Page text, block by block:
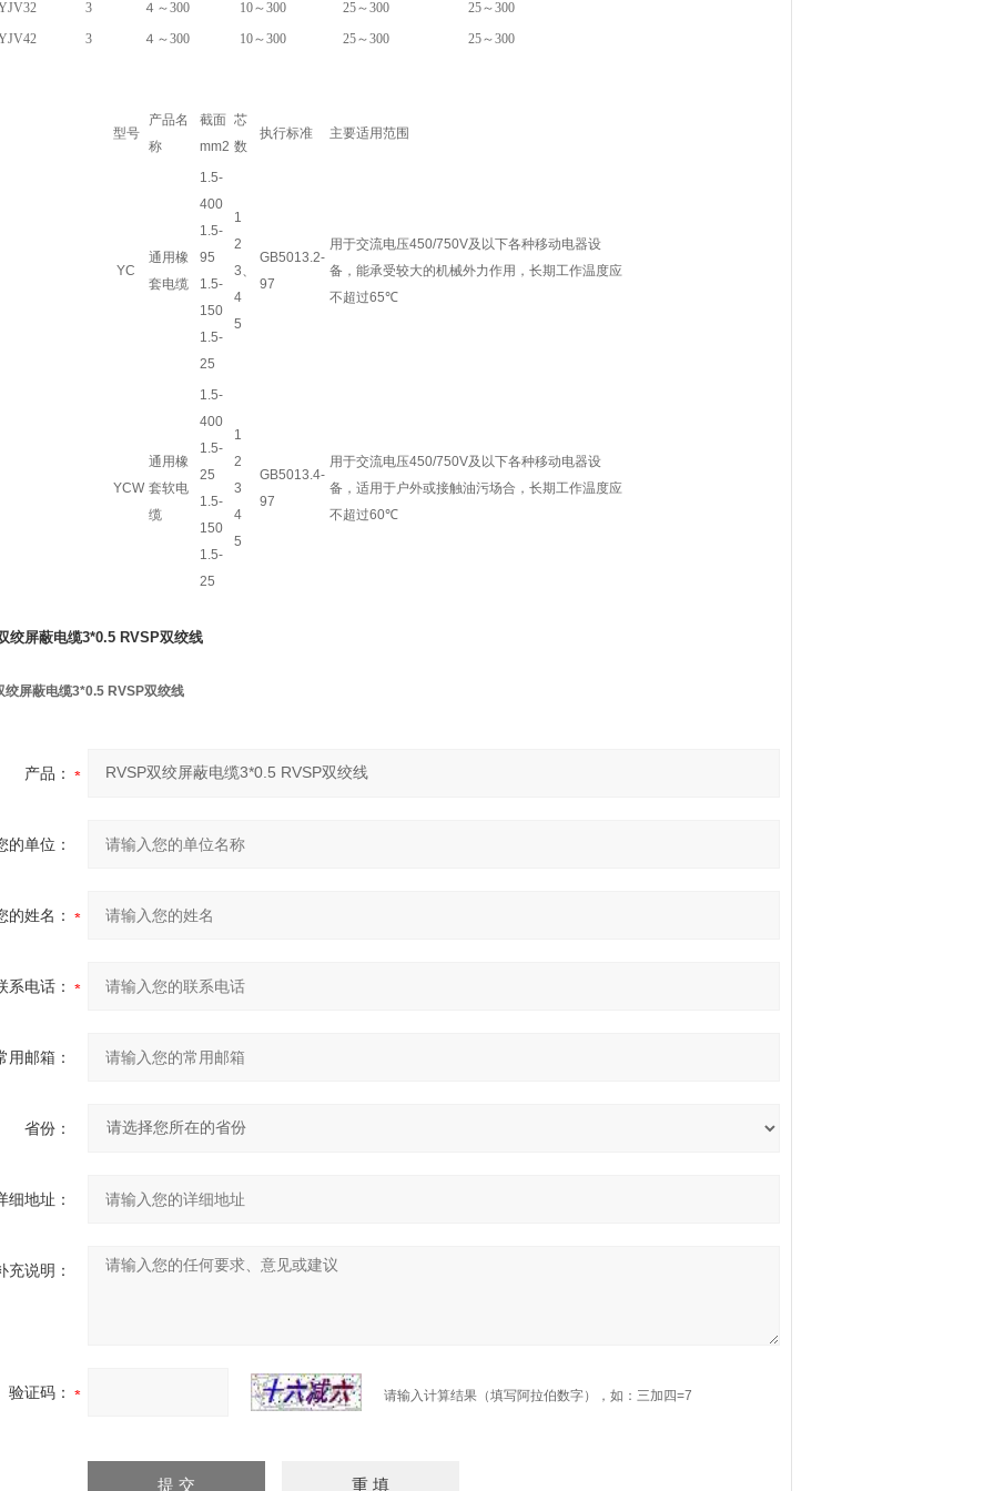
3 ４～300 10～300 25～300
25～300
3 ４～300 10～300 25～300 25～300
型号
产品名
称
截面
mm2
芯
数
执行标准 主要适用范围
YC
通用橡
套电缆
1.5-
400
1.5-
95
1.5-
150
1.5-
25
1
2
3、
4
5
GB5013.2-
97
用于交流电压450/750V及以下各种移动电器设
备，能承受较大的机械外力作用，长期工作温度应
不超过65℃
YCW
通用橡
套软电
缆
1.5-
400
1.5-
25
1.5-
150
1.5-
25
1
2
3
4
5
GB5013.4-
97
用于交流电压450/750V及以下各种移动电器设
备，适用于户外或接触油污场合，长期工作温度应
不超过60℃
绞屏蔽电缆3*0.5 RVSP双绞线
绞屏蔽电缆3*0.5 RVSP双绞线
产品：
的单位：
的姓名：
系电话：
用邮箱：
省份：
细地址：
充说明：
验证码： 请输入计算结果（填写阿拉伯数字），如：三加四=7